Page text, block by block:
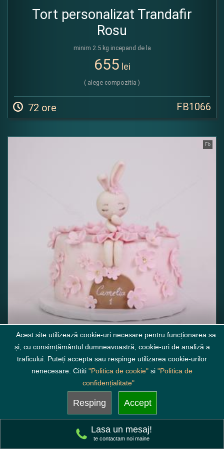
Tort personalizat Trandafir
Rosu
minim 2.5 kg incepand de la
655 lei
( alege compozitia )
72 ore FB1066
Fb
Tort Aniversar cu Iepuras si
Flori Roz
705lei
( alege compozitia )
Acest site utilizează cookie-uri necesare pentru funcționarea sa
și, cu consimțământul dumneavoastră, cookie-uri de analiză a
traficului. Puteți accepta sau respinge utilizarea cookie-urilor
nenecesare. Cititi "Politica de cookie" si "Politica de
confidențialitate"
Resping Accept
Lasa un mesaj!
te contactam noi maine